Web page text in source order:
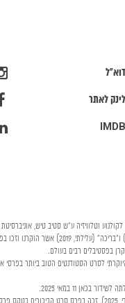
וטלוויזיה ע"ש סטיב טיש,
11 במאי 2025.
דוא"ל
לינק לאתר
IMDB